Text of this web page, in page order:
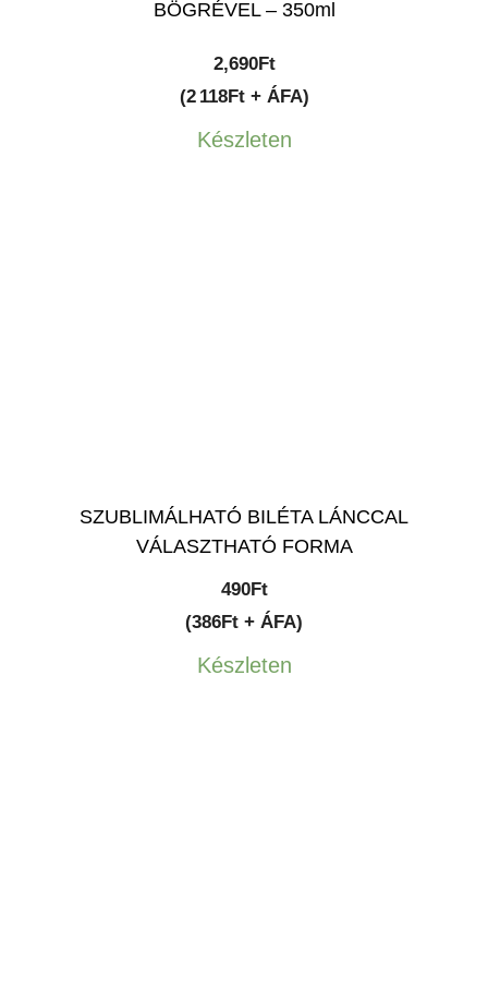
BÖGRÉVEL – 350ml
2,690Ft
(2 118Ft + ÁFA)
Készleten
SZUBLIMÁLHATÓ BILÉTA LÁNCCAL
VÁLASZTHATÓ FORMA
490Ft
(386Ft + ÁFA)
Készleten